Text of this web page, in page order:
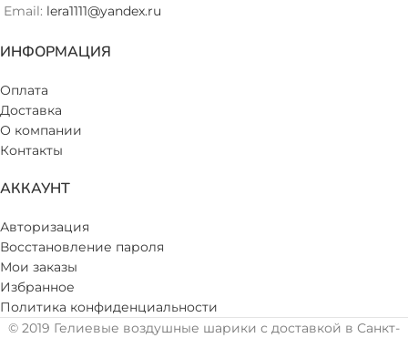
Email: lera1111@yandex.ru
ИНФОРМАЦИЯ
Оплата
Доставка
О компании
Контакты
АККАУНТ
Авторизация
Восстановление пароля
Мои заказы
Избранное
Политика конфиденциальности
© 2019 Гелиевые воздушные шарики с доставкой в Санкт-